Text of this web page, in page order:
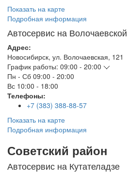
Показать на карте
Подробная информация
Автосервис на Волочаевской
Адрес:
Новосибирск, ул. Волочаевская, 121
График работы: 09:00 - 20:00
Пн - Сб 09:00 - 20:00
Вс 10:00 - 18:00
Телефоны:
+7 (383) 388-88-57
Показать на карте
Подробная информация
Советский район
Автосервис на Кутателадзе